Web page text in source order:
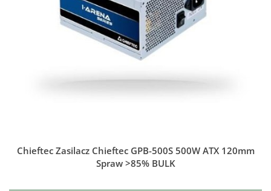
Chieftec Zasilacz Chieftec GPB-500S 500W ATX 120mm
Spraw >85% BULK